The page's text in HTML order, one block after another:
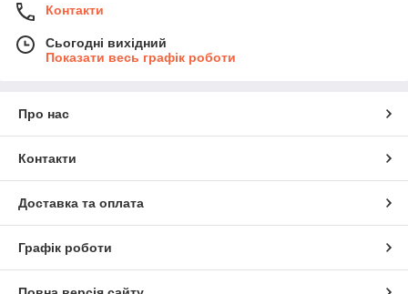
Контакти
Сьогодні вихідний
Показати весь графік роботи
Про нас
Контакти
Доставка та оплата
Графік роботи